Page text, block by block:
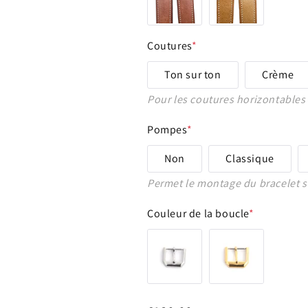
17 - 16 mm
18 - 14 mm
18 - 16 mm
19 - 16 mm
20 - 14 mm
20 - 18 mm
21 - 16 mm
Coutures*
Ton sur ton
Crème
Pour les coutures
Pompes*
Non
Classique
Permet le montage du bracelet
Couleur de la boucle*